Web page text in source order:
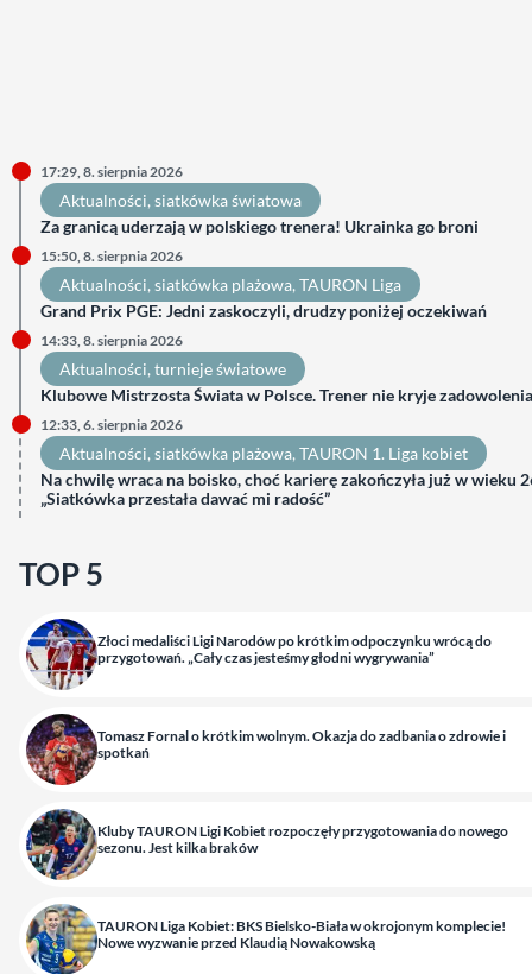
17:29, 8. sierpnia 2026
Aktualności, siatkówka światowa
Za granicą uderzają w polskiego trenera! Ukrainka go broni
15:50, 8. sierpnia 2026
Aktualności, siatkówka plażowa, TAURON Liga
Grand Prix PGE: Jedni zaskoczyli, drudzy poniżej oczekiwań
14:33, 8. sierpnia 2026
Aktualności, turnieje światowe
Klubowe Mistrzosta Świata w Polsce. Trener nie kryje zadowolenia
12:33, 6. sierpnia 2026
Aktualności, siatkówka plażowa, TAURON 1. Liga kobiet
Na chwilę wraca na boisko, choć karierę zakończyła już w wieku
„Siatkówka przestała dawać mi radość”
TOP 5
Złoci medaliści Ligi Narodów po krótkim odpoczynku wrócą do
przygotowań. „Cały czas jesteśmy głodni wygrywania”
Tomasz Fornal o krótkim wolnym. Okazja do zadbania o zdrowie i
spotkań
Kluby TAURON Ligi Kobiet rozpoczęły przygotowania do nowego
sezonu. Jest kilka braków
TAURON Liga Kobiet: BKS Bielsko-Biała w okrojonym komplecie!
Nowe wyzwanie przed Klaudią Nowakowską